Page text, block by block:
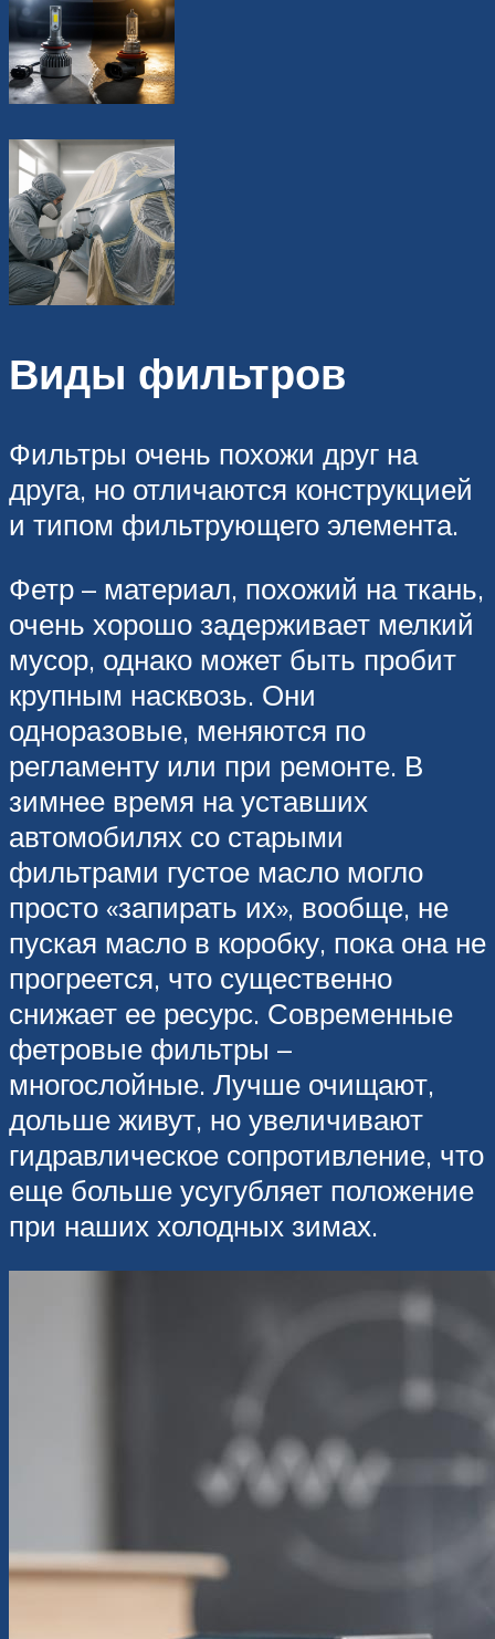
Виды фильтров
Фильтры очень похожи друг на
друга, но отличаются конструкцией
и типом фильтрующего элемента.
Фетр – материал, похожий на ткань,
очень хорошо задерживает мелкий
мусор, однако может быть пробит
крупным насквозь. Они
одноразовые, меняются по
регламенту или при ремонте. В
зимнее время на уставших
автомобилях со старыми
фильтрами густое масло могло
просто «запирать их», вообще, не
пуская масло в коробку, пока она не
прогреется, что существенно
снижает ее ресурс. Современные
фетровые фильтры –
многослойные. Лучше очищают,
дольше живут, но увеличивают
гидравлическое сопротивление, что
еще больше усугубляет положение
при наших холодных зимах.